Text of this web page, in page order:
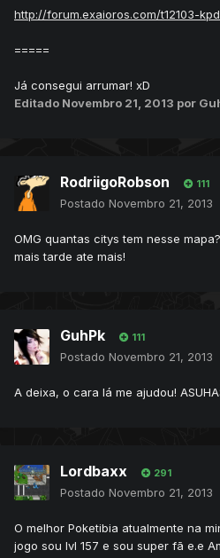
http://forum.exaioros.com/t12103-
=====
Já consegui arrumar! xD
Editado Novembro 21, 2013 por
RodriigoRobson 111
Postado Novembro 21, 2013
OMG quantas citys tem nesse
mais tarde ate mais!
GuhPk 111
Postado Novembro 21, 2013
A deixa, o cara lá me ajudou!
Lordbaxx 291
Postado Novembro 21, 2013
O melhor Poketibia atualmente na
jogo sou lvl 157 e sou super fã e.e